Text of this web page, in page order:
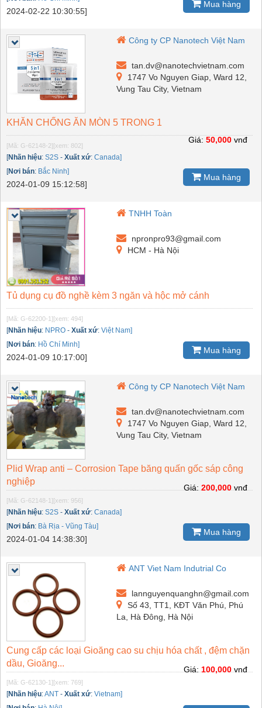
2024-02-22 10:30:55]
Mua hàng
Công ty CP Nanotech Việt Nam
tan.dv@nanotechvietnam.com
1747 Vo Nguyen Giap, Ward 12,
Vung Tau City, Vietnam
KHĂN CHỐNG ĂN MÒN 5 TRONG 1
[Mã: G-62148-2][xem: 802]
[Nhãn hiệu: S2S - Xuất xứ: Canada]
[Nơi bán: Bắc Ninh]
2024-01-09 15:12:58]
Giá: 50,000 vnđ
Mua hàng
TNHH Toàn
npronpro93@gmail.com
HCM - Hà Nội
Tủ dụng cụ đồ nghề kèm 3 ngăn và hộc mở cánh
[Mã: G-62200-1][xem: 494]
[Nhãn hiệu: NPRO - Xuất xứ: Việt Nam]
[Nơi bán: Hồ Chí Minh]
2024-01-09 10:17:00]
Mua hàng
Công ty CP Nanotech Việt Nam
tan.dv@nanotechvietnam.com
1747 Vo Nguyen Giap, Ward 12,
Vung Tau City, Vietnam
Plid Wrap anti – Corrosion Tape băng quấn gốc sáp công
nghiệp
[Mã: G-62148-1][xem: 956]
[Nhãn hiệu: S2S - Xuất xứ: Canada]
[Nơi bán: Bà Rịa - Vũng Tàu]
2024-01-04 14:38:30]
Giá: 200,000 vnđ
Mua hàng
ANT Viet Nam Indutrial Co
lannguyenquanghn@gmail.com
Số 43, TT1, KĐT Văn Phú, Phú
La, Hà Đông, Hà Nội
Cung cấp các loại Gioăng cao su chịu hóa chất , đệm chặn
dầu, Gioăng...
[Mã: G-62130-1][xem: 769]
[Nhãn hiệu:ANT - Xuất xứ: Vietnam]
Giá: 100,000 vnđ